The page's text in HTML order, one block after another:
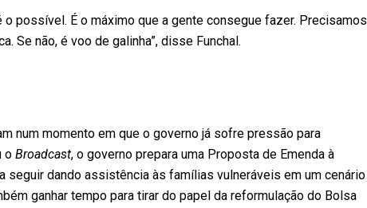
possível. É o máximo que a gente consegue fazer. Precisamos
Se não, é voo de galinha”, disse Funchal.
num momento em que o governo já sofre pressão para
o Broadcast, o governo prepara uma Proposta de Emenda à
seguir dando assistência às famílias vulneráveis em um cenário
ganhar tempo para tirar do papel da reformulação do Bolsa